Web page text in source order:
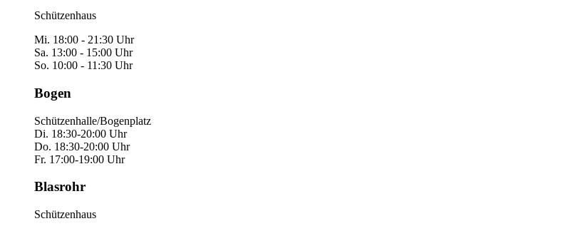
Schützenhaus
Mi. 18:00 - 21:30 Uhr
Sa. 13:00 - 15:00 Uhr
So. 10:00 - 11:30 Uhr
Bogen
Schützenhalle/Bogenplatz
Di. 18:30-20:00 Uhr
Do. 18:30-20:00 Uhr
Fr. 17:00-19:00 Uhr
Blasrohr
Schützenhaus